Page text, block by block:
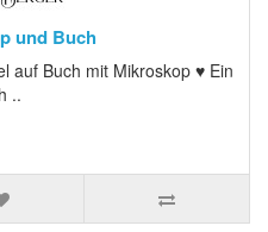
und Buch
auf Buch mit Mikroskop ♥ Ein
..